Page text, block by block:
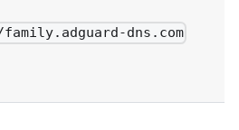
dns.com